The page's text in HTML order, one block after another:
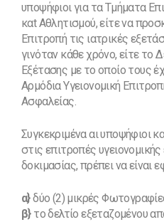
υποψήφιοι για τα Τμήματα
καt Αθλητισμού, είτε να
Επιτροπή τις ιατρικές
γινόταν κάθε χρόνο, είτε το
Εξέτασης με το οποίο τους
Αρμόδια Υγειονομική
Ασφαλείας.
Συγκεκριμένα αι υποψήφιοι
στις επιτροπές
δοκιμασίας, πρέπει να είναι
α}δύο (2) μικρές
β}το δελτίο εξεταζομένου